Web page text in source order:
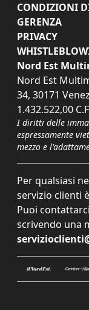
CONDIZIONI
GERENZA
PRIVACY
Nord Est
Nord Est
34, 30171
1.432.522,00
I diritti delle
espressamente
mezzo e
Per qualsiasi
servizio clienti
Puoi
scrivendo una